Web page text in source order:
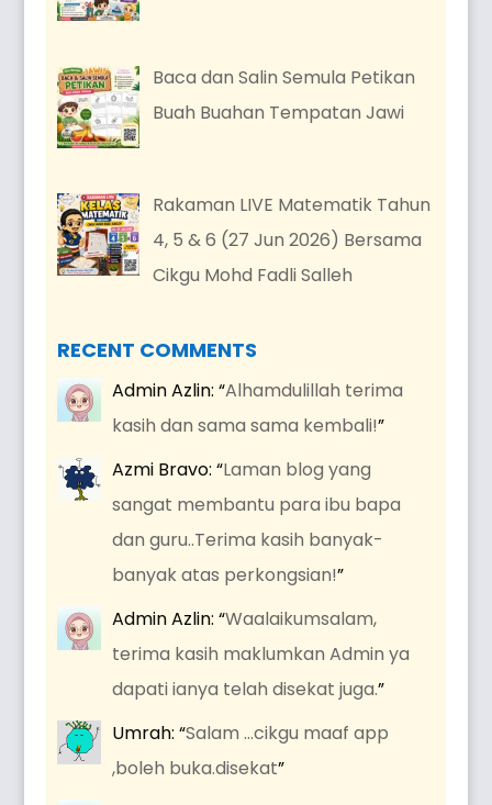
Baca dan Salin Semula Petikan
Buah Buahan Tempatan Jawi
Rakaman LIVE Matematik Tahun
4, 5 & 6 (27 Jun 2026) Bersama
Cikgu Mohd Fadli Salleh
RECENT COMMENTS
Admin Azlin: “Alhamdulillah terima
kasih dan sama sama kembali!”
Azmi Bravo: “Laman blog yang
sangat membantu para ibu bapa
dan guru..Terima kasih banyak-
banyak atas perkongsian!”
Admin Azlin: “Waalaikumsalam,
terima kasih maklumkan Admin ya
dapati ianya telah disekat juga.”
Umrah: “Salam …cikgu maaf app
,boleh buka.disekat”